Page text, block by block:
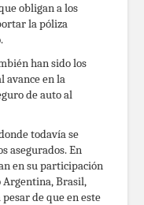
obligan a los
la póliza
han sido los
avance en la
de auto al
todavía se
asegurados. En
en su participación
Argentina, Brasil,
de que en este